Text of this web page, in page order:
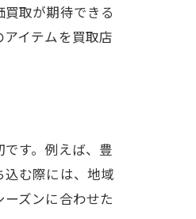
取が期待できる
イテムを買取店
す。例えば、豊
む際には、地域
ズンに合わせた